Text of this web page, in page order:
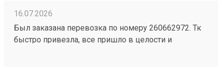
16.07.2026
Был заказана перевозка по номеру 260662972. Тк
быстро привезла, все пришло в целости и